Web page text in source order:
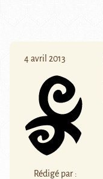
4 avril 2013
Rédigé par :